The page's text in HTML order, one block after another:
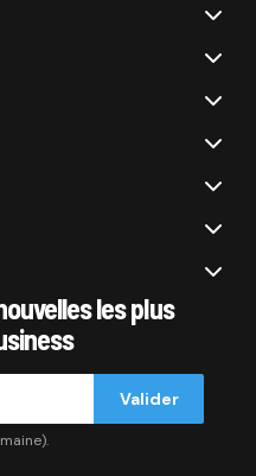
les plus
Valider